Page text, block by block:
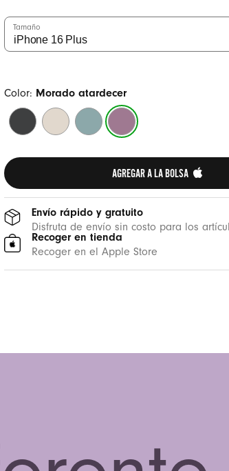
Tamaño
Color: Morado atardecer
Negro
medianoche
Gris
piedra
Azul
marea
Morado
atardecer
AGREGAR A LA BOLSA
Envío rápido y gratuito
Disfruta de envío sin costo para los
Recoger en tienda
Recoger en el Apple Store